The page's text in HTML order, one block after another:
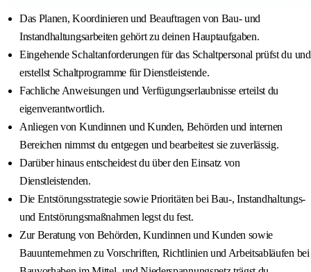
Das Planen, Koordinieren und Beauftragen von Bau- und
Instandhaltungsarbeiten gehört zu deinen Hauptaufgaben.
Eingehende Schaltanforderungen für das Schaltpersonal prüfst du und
erstellst Schaltprogramme für Dienstleistende.
Fachliche Anweisungen und Verfügungserlaubnisse erteilst du
eigenverantwortlich.
Anliegen von Kundinnen und Kunden, Behörden und internen
Bereichen nimmst du entgegen und bearbeitest sie zuverlässig.
Darüber hinaus entscheidest du über den Einsatz von
Dienstleistenden.
Die Entstörungsstrategie sowie Prioritäten bei Bau-, Instandhaltungs-
und Entstörungsmaßnahmen legst du fest.
Zur Beratung von Behörden, Kundinnen und Kunden sowie
Bauunternehmen zu Vorschriften, Richtlinien und Arbeitsabläufen bei